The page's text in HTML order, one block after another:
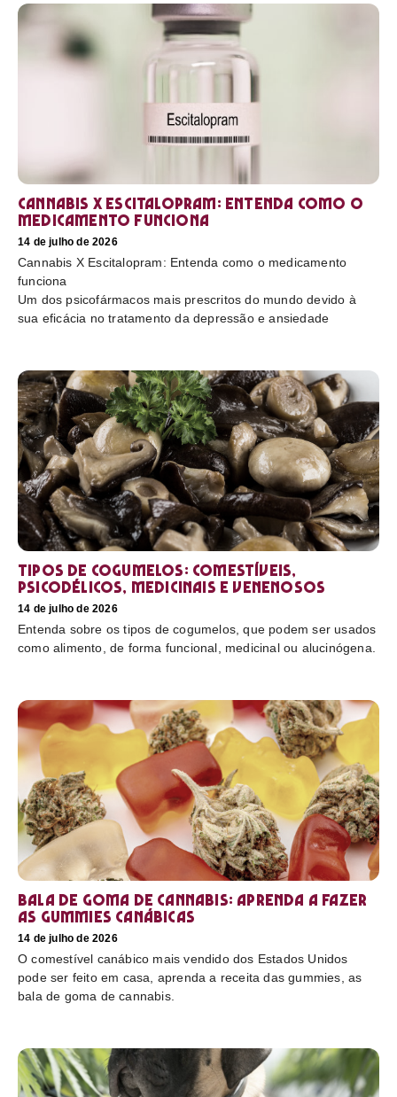
Cannabis X Escitalopram: Entenda como o
medicamento funciona
14 de julho de 2026
Cannabis X Escitalopram: Entenda como o medicamento
funciona
Um dos psicofármacos mais prescritos do mundo devido à
sua eficácia no tratamento da depressão e ansiedade
Tipos de cogumelos: comestíveis,
psicodélicos, medicinais e venenosos
14 de julho de 2026
Entenda sobre os tipos de cogumelos, que podem ser usados
como alimento, de forma funcional, medicinal ou alucinógena.
Bala de goma de cannabis: aprenda a fazer
as gummies canábicas
14 de julho de 2026
O comestível canábico mais vendido dos Estados Unidos
pode ser feito em casa, aprenda a receita das gummies, as
bala de goma de cannabis.